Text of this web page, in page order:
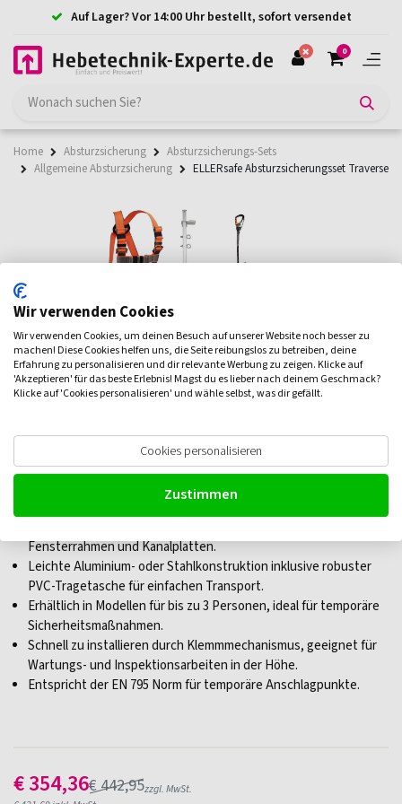
Auf Lager? Vor 14:00 Uhr bestellt, sofort versendet
0
Home Absturzsicherung
Absturzsicherungs-Sets
Allgemeine Absturzsicherung
ELLERsafe Absturzsicherungsset Traverse
ELLERsafe Absturzsicherungsset
Traverse
Fensterrahmen und Kanalplatten.
Leichte Aluminium- oder Stahlkonstruktion inklusive robuster
PVC-Tragetasche für einfachen Transport.
Erhältlich in Modellen für bis zu 3 Personen, ideal für temporäre
Sicherheitsmaßnahmen.
Schnell zu installieren durch Klemmmechanismus, geeignet für
Wartungs- und Inspektionsarbeiten in der Höhe.
Entspricht der EN 795 Norm für temporäre Anschlagpunkte.
€354,36€442,95zzgl. MwSt.
Wir verwenden Cookies
Wir verwenden Cookies, um deinen Besuch auf unserer Website noch besser zu
machen! Diese Cookies helfen uns, die Seite reibungslos zu betreiben, deine
Erfahrung zu personalisieren und dir relevante Werbung zu zeigen. Klicke auf
'Akzeptieren' für das beste Erlebnis! Magst du es lieber nach deinem Geschmack?
Klicke auf 'Cookies personalisieren' und wähle selbst, was dir gefällt.
Cookies personalisieren
Zustimmen